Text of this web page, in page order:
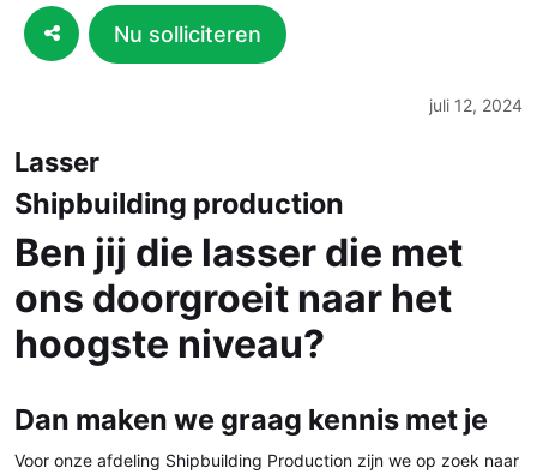
Nu solliciteren
juli 12, 2024
Lasser
Shipbuilding production
Ben jij die lasser die met
ons doorgroeit naar het
hoogste niveau?
Dan maken we graag kennis met je
Voor onze afdeling Shipbuilding Production zijn we op zoek naar